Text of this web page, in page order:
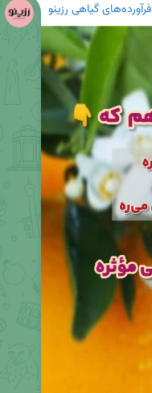
فرآورده‌های گیاهی رزینو